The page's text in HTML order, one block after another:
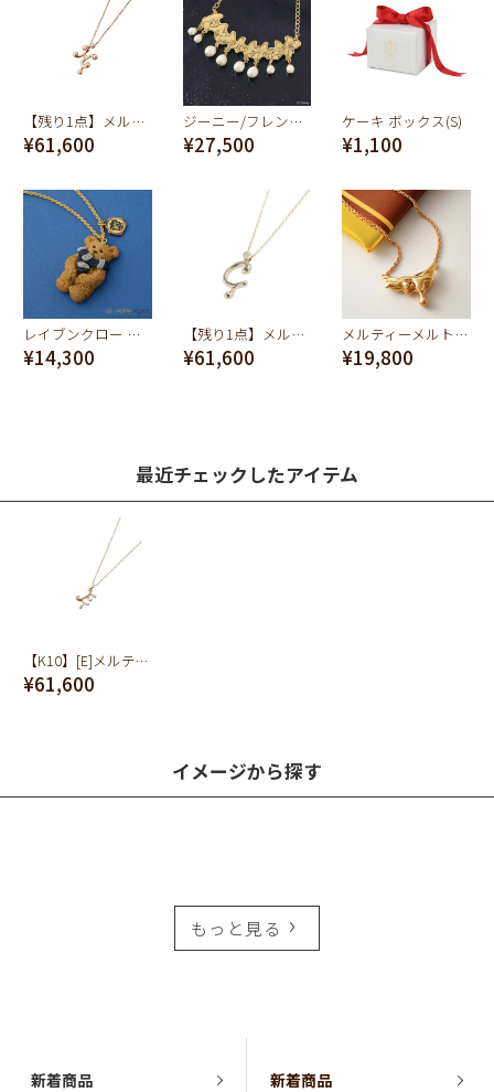
【残り1点】メルティー アルファベット [H] ネックレス (K10-ピンクゴールド)
¥61,600
ジーニー/フレンドライクミー ネックレス【ディズニー アクセサリー】【アラジン】
¥27,500
ケーキ ボックス(S)
¥1,100
レイブンクロー ベアークッキー ネックレス【ハリーポッターコラボ】
¥14,300
【残り1点】メルティー アルファベット [C] ネックレス (K10-イエローゴールド)
¥61,600
メルティーメルト ネックレス (ピンク×マットピンク)
¥19,800
最近チェックしたアイテム
【K10】[E]メルティー アルファベット ネックレス
¥61,600
イメージから探す
もっと見る
新着商品 新着商品